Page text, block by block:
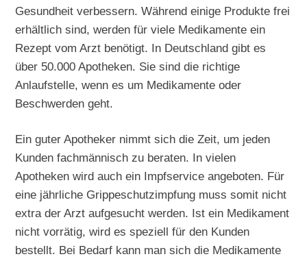
Gesundheit verbessern. Während einige Produkte frei
erhältlich sind, werden für viele Medikamente ein
Rezept vom Arzt benötigt. In Deutschland gibt es
über 50.000 Apotheken. Sie sind die richtige
Anlaufstelle, wenn es um Medikamente oder
Beschwerden geht.
Ein guter Apotheker nimmt sich die Zeit, um jeden
Kunden fachmännisch zu beraten. In vielen
Apotheken wird auch ein Impfservice angeboten. Für
eine jährliche Grippeschutzimpfung muss somit nicht
extra der Arzt aufgesucht werden. Ist ein Medikament
nicht vorrätig, wird es speziell für den Kunden
bestellt. Bei Bedarf kann man sich die Medikamente